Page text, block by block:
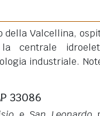
della Valcellina,
centrale
industriale.
33086